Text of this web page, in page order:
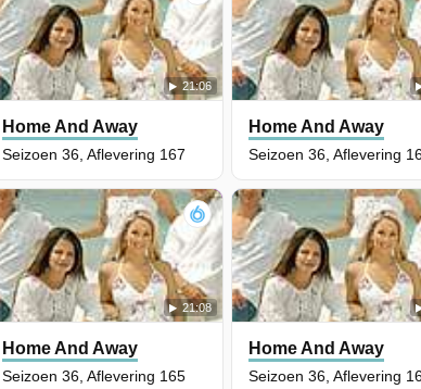
21:06
Home And Away
Seizoen 36, Aflevering 167
Home And Away
Seizoen 36, Aflevering
21:08
Home And Away
Seizoen 36, Aflevering 165
Home And Away
Seizoen 36, Aflevering